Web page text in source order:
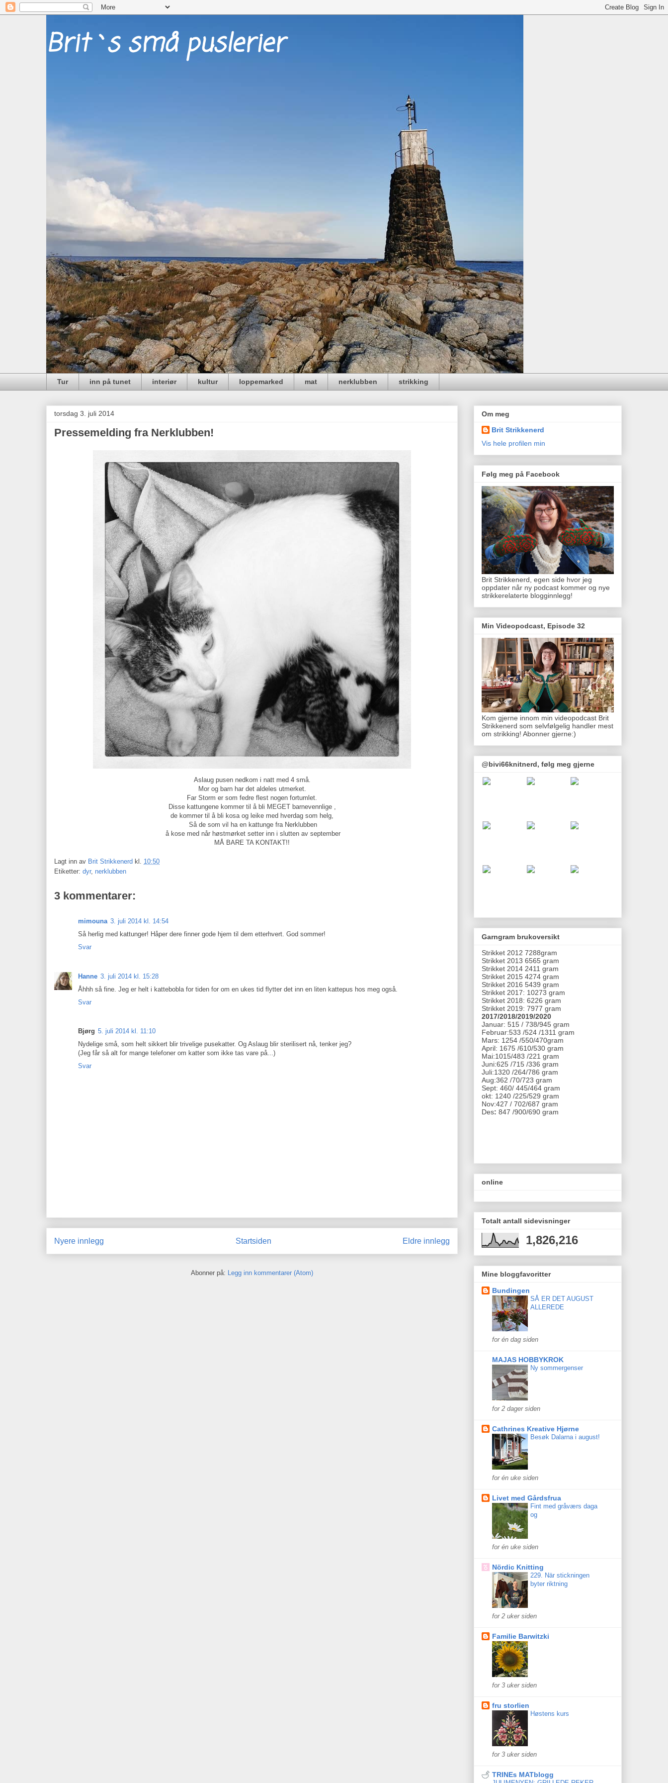
Brit`s små puslerier
Tur inn på tunet interiør kultur loppemarked mat nerklubben strikking
torsdag 3. juli 2014
Pressemelding fra Nerklubben!
Aslaug pusen nedkom i natt med 4 små.
Mor og barn har det aldeles utmerket.
Far Storm er som fedre flest nogen fortumlet.
Disse kattungene kommer til å bli MEGET barnevennlige ,
de kommer til å bli kosa og leike med hverdag som helg,
Så de som vil ha en kattunge fra Nerklubben
å kose med når høstmørket setter inn i slutten av september
MÅ BARE TA KONTAKT!!
Lagt inn av Brit Strikkenerd kl. 10:50
Etiketter: dyr, nerklubben
3 kommentarer:
mimouna 3. juli 2014 kl. 14:54
Så herlig med kattunger! Håper dere finner gode hjem til dem etterhvert. God sommer!
Svar
Hanne 3. juli 2014 kl. 15:28
Åhhh så fine. Jeg er helt i kattebobla for tiden for om en ukes tid flytter det inn en liten kattepus hos meg også.
Svar
Bjørg 5. juli 2014 kl. 11:10
Nydelige små, som helt sikkert blir trivelige pusekatter. Og Aslaug blir sterilisert nå, tenker jeg?
(Jeg får så alt for mange telefoner om katter som ikke tas vare på...)
Svar
Nyere innlegg Eldre innlegg
Startsiden
Abonner på: Legg inn kommentarer (Atom)
Om meg
Brit Strikkenerd
Vis hele profilen min
Følg meg på Facebook
Brit Strikkenerd, egen side hvor jeg
oppdater når ny podcast kommer og nye
strikkerelaterte blogginnlegg!
Min Videopodcast, Episode 32
Kom gjerne innom min videopodcast Brit
Strikkenerd som selvfølgelig handler mest
om strikking! Abonner gjerne:)
@bivi66knitnerd, følg meg gjerne
Garngram brukoversikt
Strikket 2012 7288gram
Strikket 2013 6565 gram
Strikket 2014 2411 gram
Strikket 2015 4274 gram
Strikket 2016 5439 gram
Strikket 2017: 10273 gram
Strikket 2018: 6226 gram
Strikket 2019: 7977 gram
2017/2018/2019/2020
Januar: 515 / 738/945 gram
Februar:533 /524 /1311 gram
Mars: 1254 /550/470gram
April: 1675 /610/530 gram
Mai:1015/483 /221 gram
Juni:625 /715 /336 gram
Juli:1320 /264/786 gram
Aug:362 /70/723 gram
Sept: 460/ 445/464 gram
okt: 1240 /225/529 gram
Nov:427 / 702/687 gram
Des: 847 /900/690 gram
online
Totalt antall sidevisninger
1,826,216
Mine bloggfavoritter
Bundingen
SÅ ER DET AUGUST
ALLEREDE
for én dag siden
MAJAS HOBBYKROK
Ny sommergenser
for 2 dager siden
Cathrines Kreative Hjørne
Besøk Dalarna i august!
for én uke siden
Livet med Gårdsfrua
Fint med gråværs daga
og
for én uke siden
Nördic Knitting
229. När stickningen
byter riktning
for 2 uker siden
Familie Barwitzki
for 3 uker siden
fru storlien
Høstens kurs
for 3 uker siden
TRINEs MATblogg